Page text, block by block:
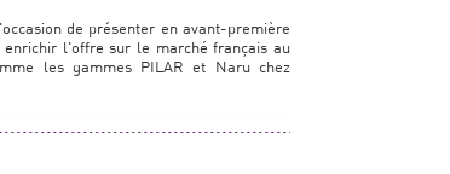
de présenter en avant-première
l'offre sur le marché français au
les gammes PILAR et Naru chez